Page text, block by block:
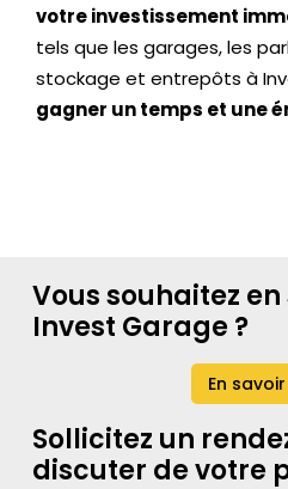
votre investissement
tels que les garages, les
stockage et entrepôts à
gagner un temps et une
Vous souhaitez
Invest Garage ?
En
Sollicitez un
discuter de votre